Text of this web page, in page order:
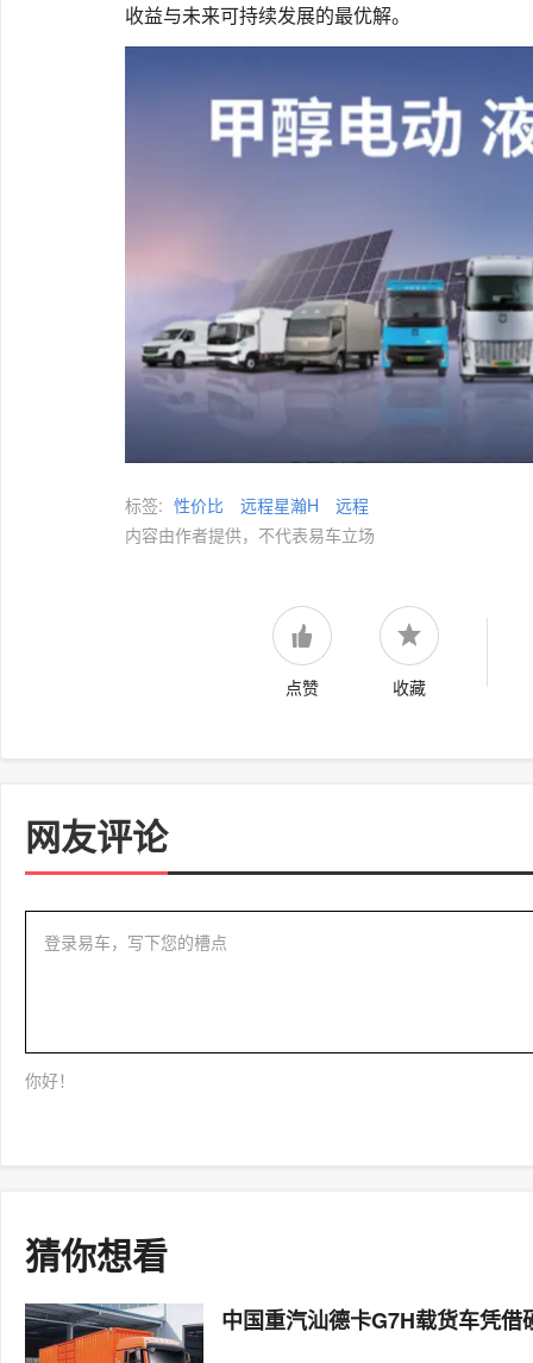
收益与未来可持续发展的最优解。
标签: 性价比 远程星瀚H
远程
内容由作者提供，不代表易车立场
点赞 收藏
网友评论
登录易车，写下您的槽点
你好！
猜你想看
中国重汽汕德卡G7H载货车凭